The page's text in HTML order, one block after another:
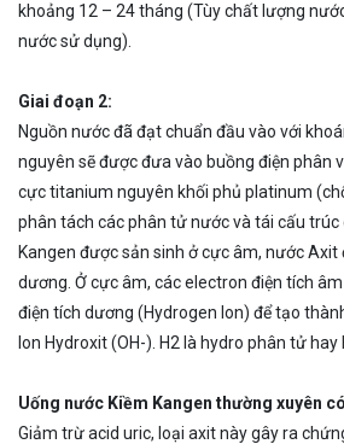
khoảng 12 – 24 tháng (Tùy chất lượng
nước sử dụng).
Giai đoạn 2:
Nguồn nước đã đạt chuẩn đầu vào với
nguyên sẽ được đưa vào buồng điện phân
cực titanium nguyên khối phủ platinum
phân tách các phân tử nước và tái cấu
Kangen được sản sinh ở cực âm, nước
dương. Ở cực âm, các electron điện tích
điện tích dương (Hydrogen Ion) để tạo
Ion Hydroxit (OH-). H2 là hydro phân tử hay
Uống nước Kiềm Kangen thường xuyên
Giảm trừ acid uric, loại axit này gây ra